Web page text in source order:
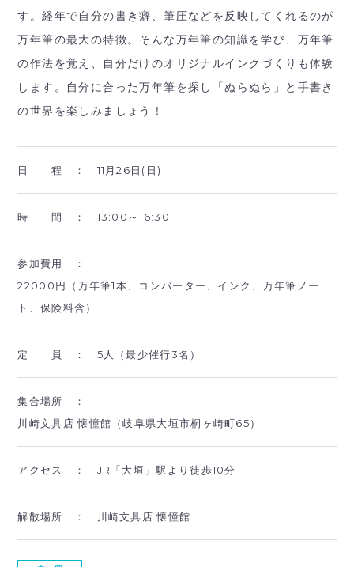
す。経年で自分の書き癖、筆圧などを反映してくれるのが
万年筆の最大の特徴。そんな万年筆の知識を学び、万年筆
の作法を覚え、自分だけのオリジナルインクづくりも体験
します。自分に合った万年筆を探し「ぬらぬら」と手書き
の世界を楽しみましょう！
日 程 ： 11月26日(日)
時 間 ： 13:00～16:30
参加費用 ：
22000円（万年筆1本、コンバーター、インク、万年筆ノー
ト、保険料含）
定 員 ： 5人（最少催行3名）
集合場所 ：
川崎文具店 懐憧館（岐阜県大垣市桐ヶ崎町65）
アクセス ： JR「大垣」駅より徒歩10分
解散場所 ： 川崎文具店 懐憧館